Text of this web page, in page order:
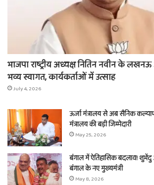
भाजपा राष्ट्रीय अध्यक्ष नितिन नवीन के
भव्य स्वागत, कार्यकर्ताओं में उत्साह
July 4, 2026
ऊर्जा मंत्रालय से अब सैनिक
मंत्रालय की बड़ी जिम्मेदारी
May 25, 2026
बंगाल में ऐतिहासिक बदलाव! शुभेंदु
बंगाल के नए मुख्यमंत्री
May 8, 2026